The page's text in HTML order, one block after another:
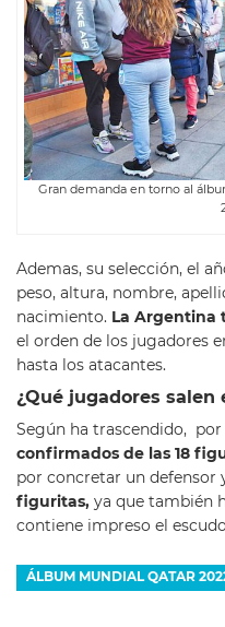
Gran demanda en torno al
Ademas, su selección, el
peso, altura, nombre,
nacimiento. La Argentina
el orden de los jugadores
hasta los atacantes.
¿Qué jugadores
Según ha trascendido,
confirmados de las 18
por concretar un defensor
figuritas, ya que también
contiene impreso el
ÁLBUM MUNDIAL QATAR